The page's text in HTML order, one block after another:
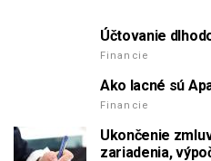
Účtovanie
Financie
Ako lacné sú
Financie
Ukončenie
zariadenia,